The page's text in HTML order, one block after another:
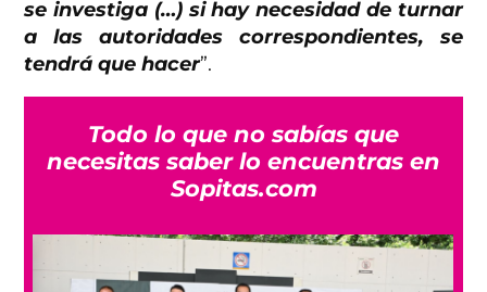
se investiga (…) si hay necesidad de turnar
a las autoridades correspondientes, se
tendrá que hacer”.
Todo lo que no sabías que
necesitas saber lo encuentras en
Sopitas.com